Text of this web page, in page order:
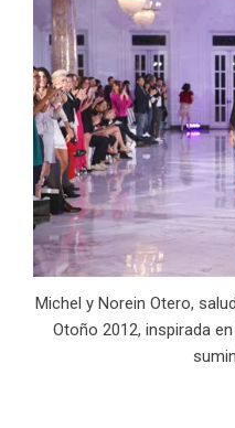
Michel y Norein Otero,
Otoño 2012, inspirada